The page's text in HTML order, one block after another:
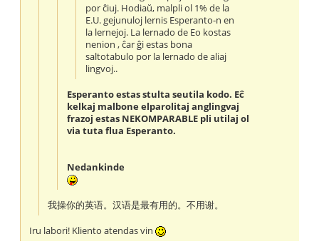
por ĉiuj. Hodiaŭ, malpli ol 1% de la
E.U. gejunuloj lernis Esperanto-n en
la lernejoj. La lernado de Eo kostas
nenion , ĉar ĝi estas bona
saltotabulo por la lernado de aliaj
lingvoj..
Esperanto estas stulta seutila kodo. Eĉ
kelkaj malbone elparolitaj anglingvaj
frazoj estas NEKOMPARABLE pli utilaj ol
via tuta flua Esperanto.
Nedankinde
我操你的英语。汉语是最有用的。不用谢。
Iru labori! Kliento atendas vin